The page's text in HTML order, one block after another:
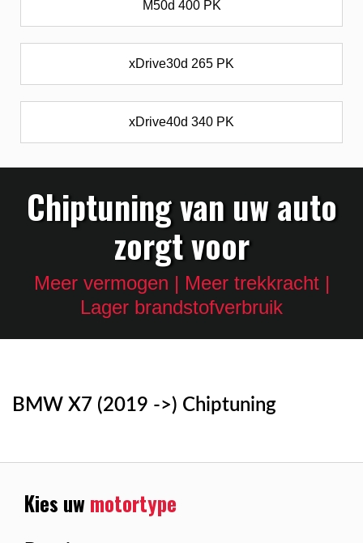
M50d 400 PK
xDrive30d 265 PK
xDrive40d 340 PK
Chiptuning van uw auto
zorgt voor
Meer vermogen | Meer trekkracht |
Lager brandstofverbruik
BMW X7 (2019 ->) Chiptuning
Kies uwmotortype